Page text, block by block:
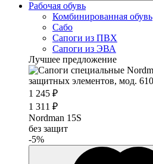
Рабочая обувь
Комбинированная обувь
Сабо
Сапоги из ПВХ
Сапоги из ЭВА
Лучшее предложение
1 245 ₽
1 311 ₽
Nordman 15S
без защит
-5%